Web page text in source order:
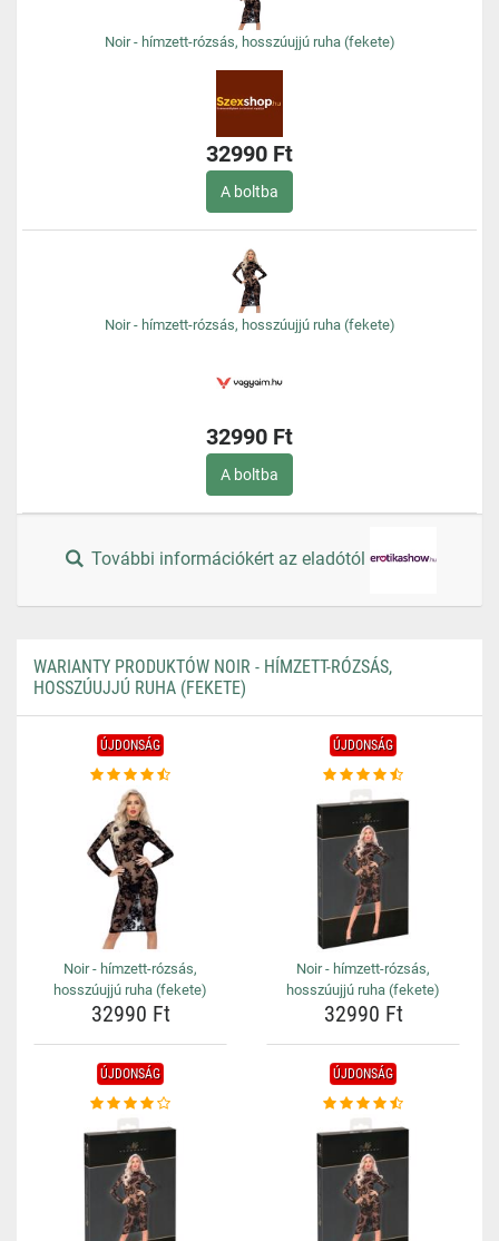
Noir - hímzett-rózsás, hosszúujjú ruha (fekete)
32990 Ft
A boltba
Noir - hímzett-rózsás, hosszúujjú ruha (fekete)
32990 Ft
A boltba
További információkért az eladótól
WARIANTY PRODUKTÓW NOIR - HÍMZETT-RÓZSÁS,
HOSSZÚUJJÚ RUHA (FEKETE)
ÚJDONSÁG
Noir - hímzett-rózsás,
hosszúujjú ruha (fekete)
32990 Ft
ÚJDONSÁG
Noir - hímzett-rózsás,
hosszúujjú ruha (fekete)
32990 Ft
ÚJDONSÁG ÚJDONSÁG